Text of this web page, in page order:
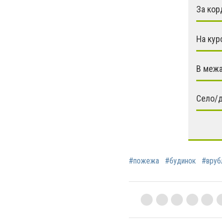
За
На
В
Село/
#пожежа #будинок